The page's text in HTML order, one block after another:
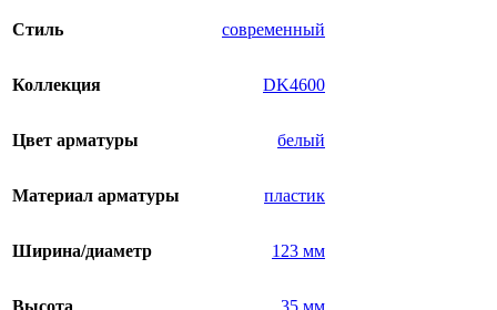
Стиль современный
Коллекция DK4600
Цвет арматуры белый
Материал арматуры пластик
Ширина/диаметр 123 мм
Высота 35 мм